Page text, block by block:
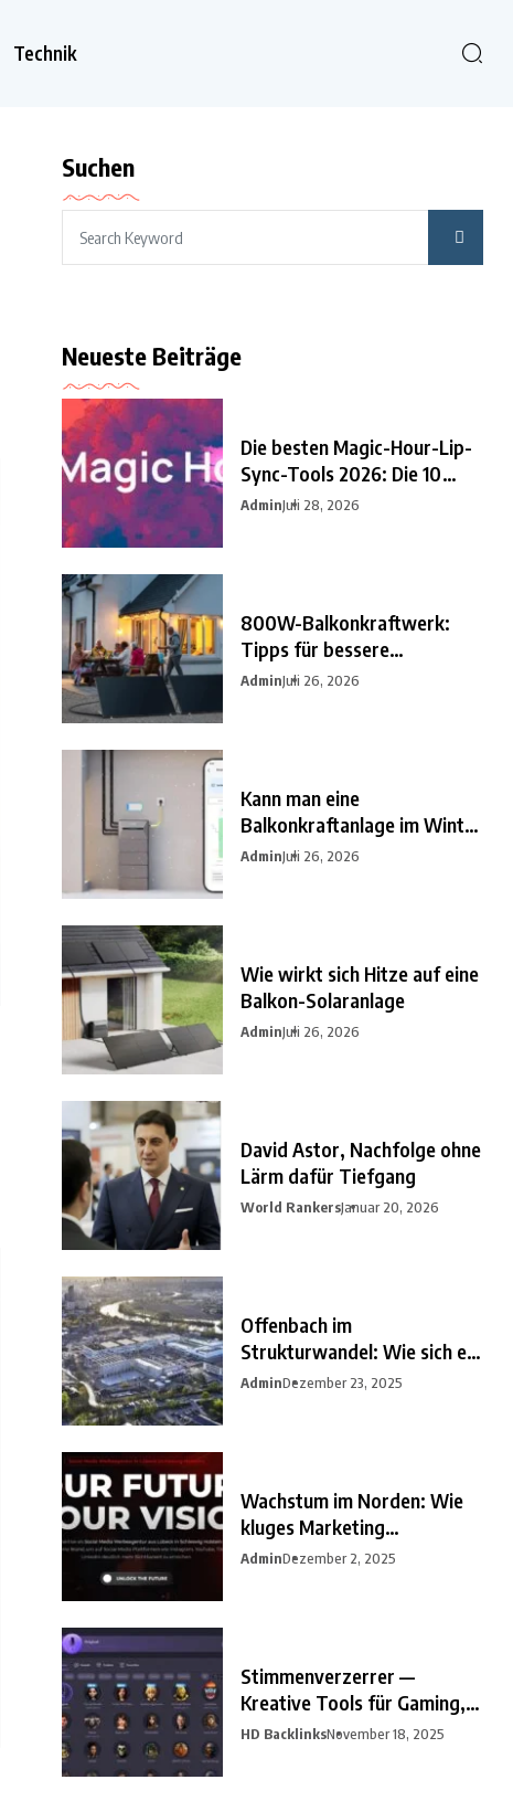
Technik
Suchen
Neueste Beiträge
Die besten Magic-Hour-Lip-
Sync-Tools 2026: Die 10
besten
AdminJuli 28, 2026
800W-Balkonkraftwerk:
Tipps für bessere
Einsparungen
AdminJuli 26, 2026
Kann man eine
Balkonkraftanlage im Winter
nutzen?
AdminJuli 26, 2026
Wie wirkt sich Hitze auf eine
Balkon-Solaranlage
AdminJuli 26, 2026
David Astor, Nachfolge ohne
Lärm dafür Tiefgang
World RankersJanuar 20, 2026
Offenbach im
Strukturwandel: Wie sich ein
unterschätzter
AdminDezember 23, 2025
Wachstum im Norden: Wie
kluges Marketing
Unternehmen
AdminDezember 2, 2025
Stimmenverzerrer —
Kreative Tools für Gaming,
Streaming
HD BacklinksNovember 18, 2025